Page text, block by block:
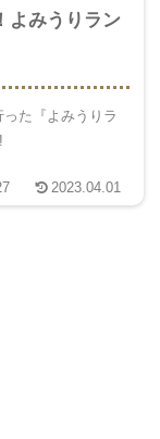
よみうりラン
た『よみうりラ
2023.04.01